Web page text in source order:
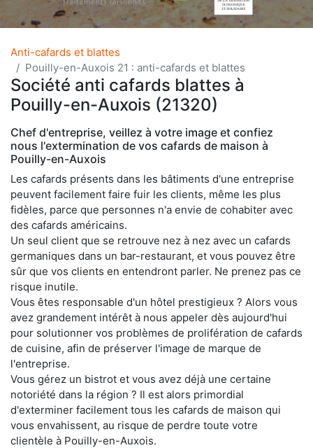
Anti-cafards et blattes
Pouilly-en-Auxois 21 : anti-cafards et blattes
Société anti cafards blattes à
Pouilly-en-Auxois (21320)
Chef d'entreprise, veillez à votre image et confiez
nous l'extermination de vos cafards de maison à
Pouilly-en-Auxois
Les cafards présents dans les bâtiments d'une entreprise
peuvent facilement faire fuir les clients, même les plus
fidèles, parce que personnes n'a envie de cohabiter avec
des cafards américains.
Un seul client que se retrouve nez à nez avec un cafards
germaniques dans un bar-restaurant, et vous pouvez être
sûr que vos clients en entendront parler. Ne prenez pas ce
risque inutile.
Vous êtes responsable d'un hôtel prestigieux ? Alors vous
avez grandement intérêt à nous appeler dès aujourd'hui
pour solutionner vos problèmes de prolifération de cafards
de cuisine, afin de préserver l'image de marque de
l'entreprise.
Vous gérez un bistrot et vous avez déjà une certaine
notoriété dans la région ? Il est alors primordial
d'exterminer facilement tous les cafards de maison qui
vous envahissent, au risque de perdre toute votre
clientèle à Pouilly-en-Auxois.